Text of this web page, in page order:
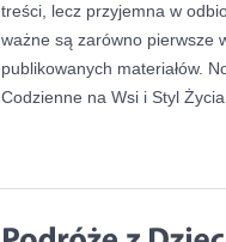
treści, lecz przyjemna w
ważne są zarówno pierwsze
publikowanych materiałów.
Codzienne na Wsi i Styl Życia